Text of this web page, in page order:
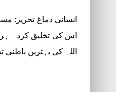
انسانی دماغ تحریر:
اس کی تخلیق کردہ ہر
اللہ کی بہترین باطنی